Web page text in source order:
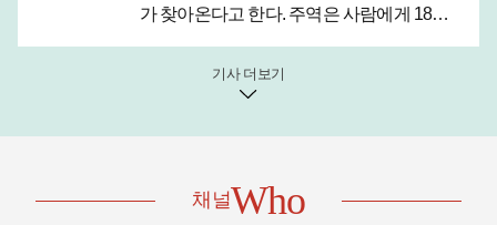
가 찾아온다고 한다. 주역은 사람에게 18년
찾아온다는 것이다.그러나 이는 평균 수명이
기사 더보기
채널Who